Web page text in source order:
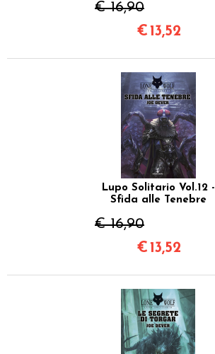
€ 16,90
€ 13,52
Lupo Solitario Vol.12 -
Sfida alle Tenebre
€ 16,90
€ 13,52